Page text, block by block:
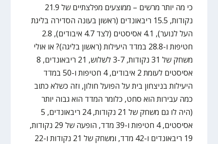
כי מה יותר מרשים – ממוצעים מפלצתיים של 21.9
נקודות, 15.5 ריבאונדים (ראשון בעונה הסדירה בליגת
העל לנוער), 4.1 אסיסטים (לצד 4.7 איבודים), 2.8
חטיפות ו-28.8 במדד היעילות (ראשון בליגה)? או אולי
משחק של 31 נקודות, 3-7 לשלוש, 21 ריבאונדים, 8
אסיסטים לעומת 2 איבודים, 4 חטיפות ו-50 במדד
היעילות בניצחון בית על הפועל חולון, וזה כשלא כתוב
כמה עבירות הוא סחט, כלומר המדד הוא גבוה יותר
(היה לו גם משחק של 21 נקודות, 24 ריבאונדים, 5
אסיסטים, 4 חטיפות ו-39 מדד, הופעה של 29 נקודות,
19 ריבאונדים ו-42 מדד, ומשחק של 21 נקודות ו-22